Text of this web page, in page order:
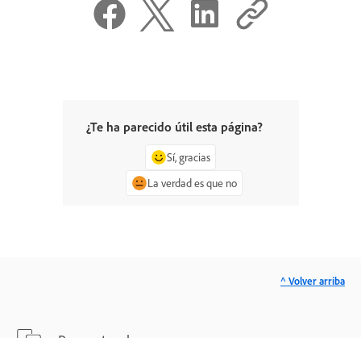
¿Te ha parecido útil esta página?
Sí, gracias
La verdad es que no
^ Volver arriba